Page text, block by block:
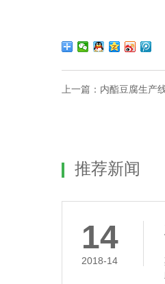
上一篇： 内酯豆腐生产
推荐新闻
14
2018-14